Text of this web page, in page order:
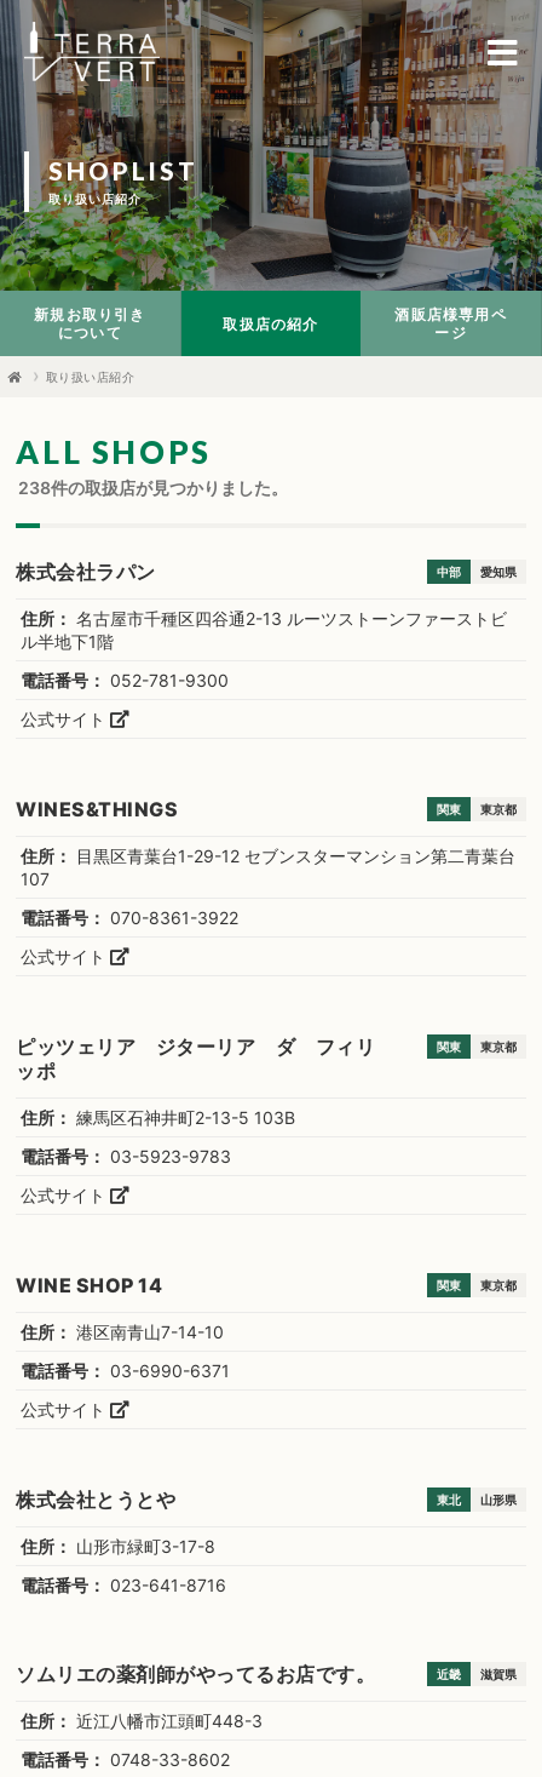
SHOPLIST
取り扱い店紹介
取り扱い店紹介
新規お取り引き
について
取扱店の紹介
酒販店様専用ペ
ージ
ALL SHOPS
238件の取扱店が見つかりました。
株式会社ラパン 中部 愛知県
住所： 名古屋市千種区四谷通2-13 ルーツストーンファーストビ
ル半地下1階
電話番号： 052-781-9300
公式サイト
WINES&THINGS 関東 東京都
住所：
目黒区青葉台1-29-12 セブンスターマンション第二青葉台
107
電話番号： 070-8361-3922
公式サイト
ピッツェリア ジターリア ダ フィリ
ッポ
関東 東京都
住所： 練馬区石神井町2-13-5 103B
電話番号： 03-5923-9783
公式サイト
WINE SHOP 14 関東 東京都
住所： 港区南青山7-14-10
電話番号： 03-6990-6371
公式サイト
株式会社とうとや 東北 山形県
住所： 山形市緑町3-17-8
電話番号： 023-641-8716
ソムリエの薬剤師がやってるお店です。 近畿 滋賀県
住所： 近江八幡市江頭町448-3
電話番号： 0748-33-8602